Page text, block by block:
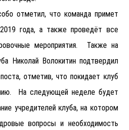
отметил, что команда примет
года, а также проведёт все
мероприятия. Также на
Николай Волокитин подтвердил
отметив, что покидает клуб
На следующей неделе будет
учредителей клуба, на котором
вопросы и необходимость